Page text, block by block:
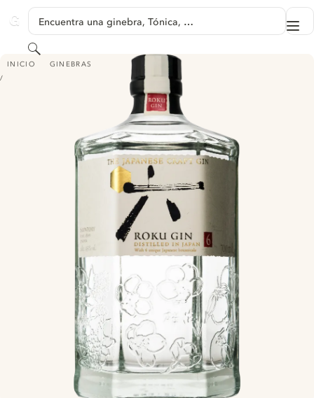
GINVENTORY
Encuentra una ginebra, Tónica, …
Buscar
INICIO GINEBRAS
ROKU GIN